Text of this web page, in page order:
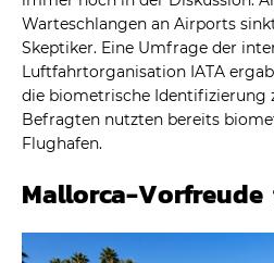
Warteschlangen an Airports
Skeptiker. Eine Umfrage der
Luftfahrtorganisation IATA
die biometrische Identifizierung
Befragten nutzten bereits
Flughafen.
Mallorca-